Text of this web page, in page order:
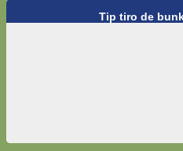
Tip tiro de